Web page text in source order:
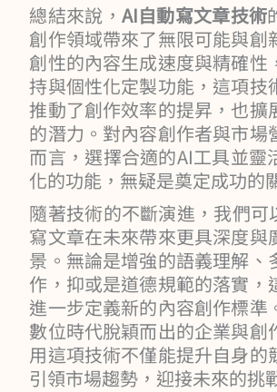
總結來說， AI自動寫文章技術
創作領域帶來了無限可能與創
創性的內容生成速度與精確性
持與個性化定製功能，這項技
推動了創作效率的提昇，也擴
的潛力。對內容創作者與市場
而言，選擇合適的AI工具並靈
化的功能，無疑是奠定成功的
隨著技術的不斷演進，我們可
寫文章在未來帶來更具深度與
景。無論是增強的語義理解、
作，抑或是道德規範的落實，
進一步定義新的內容創作標準
數位時代脫穎而出的企業與創
用這項技術不僅能提升自身的
引領市場趨勢，迎接未來的挑